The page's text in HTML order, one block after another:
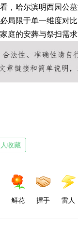
，哈尔滨明西园公
局限于单一维度对
庭的安葬与祭扫需
收藏
鲜花 握手 雷人